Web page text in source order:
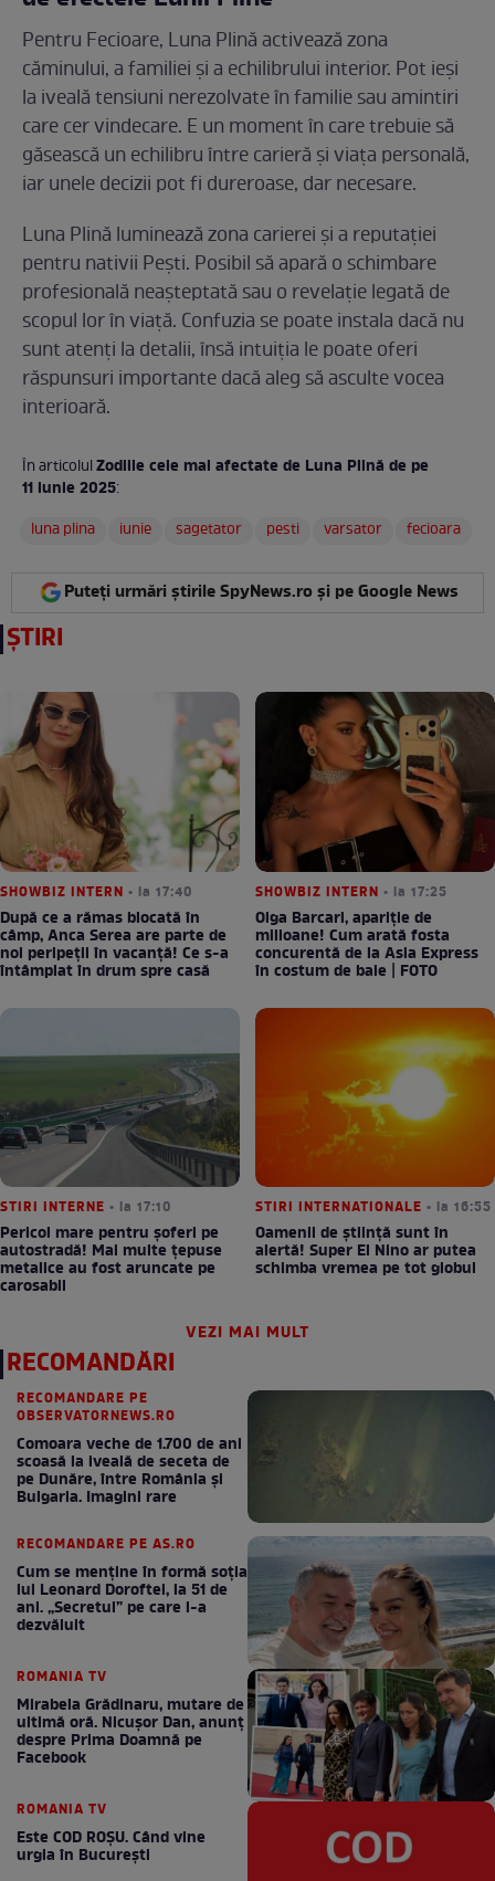
Pentru Fecioare, Luna Plină activează zona
căminului, a familiei și a echilibrului interior. Pot ieși
la iveală tensiuni nerezolvate în familie sau amintiri
care cer vindecare. E un moment în care trebuie să
găsească un echilibru între carieră și viața personală,
iar unele decizii pot fi dureroase, dar necesare.
Luna Plină luminează zona carierei și a reputației
pentru nativii Pești. Posibil să apară o schimbare
profesională neașteptată sau o revelație legată de
scopul lor în viață. Confuzia se poate instala dacă nu
sunt atenți la detalii, însă intuiția le poate oferi
răspunsuri importante dacă aleg să asculte vocea
interioară.
În articolulZodiile cele mai afectate de Luna Plină de pe
11 iunie 2025:
luna plina
iunie sagetator pesti varsator fecioara
Puteți urmări știrile SpyNews.ro și pe Google News
ȘTIRI
SHOWBIZ INTERN • la 17:40
După ce a rămas blocată în
câmp, Anca Serea are parte de
noi peripeții în vacanță! Ce s-a
întâmplat în drum spre casă
SHOWBIZ INTERN • la 17:25
Olga Barcari, apariție de
milioane! Cum arată fosta
concurentă de la Asia Express
în costum de baie | FOTO
STIRI INTERNE • la 17:10
Pericol mare pentru șoferi pe
autostradă! Mai multe țepuse
metalice au fost aruncate pe
carosabil
STIRI INTERNATIONALE • la 16:55
Oamenii de știință sunt în
alertă! Super El Nino ar putea
schimba vremea pe tot globul
VEZI MAI MULT
RECOMANDĂRI
RECOMANDARE PE
OBSERVATORNEWS.RO
Comoara veche de 1.700 de ani
scoasă la iveală de seceta de
pe Dunăre, între România şi
Bulgaria. Imagini rare
RECOMANDARE PE AS.RO
Cum se menţine în formă soţia
lui Leonard Doroftei, la 51 de
ani. „Secretul” pe care l-a
dezvăluit
ROMANIA TV
Mirabela Grădinaru, mutare de
ultimă oră. Nicuşor Dan, anunţ
despre Prima Doamnă pe
Facebook
ROMANIA TV
Este COD ROŞU. Când vine
urgia în Bucureşti